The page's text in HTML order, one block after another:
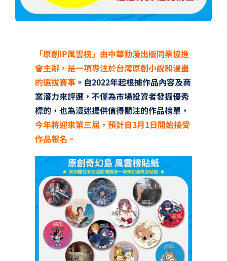
「原創IP風雲榜」由中華動漫出版同業協進
會主辦，是一項專注於台灣原創小說和漫畫
的選拔賽事。自2022年起根據作品內容及商
業潛力來評選，不僅為市場投資者發掘優秀
標的，也為漫迷提供值得關注的作品榜單，
今年將迎來第三屆，預計自3月1日開始接受
作品報名。